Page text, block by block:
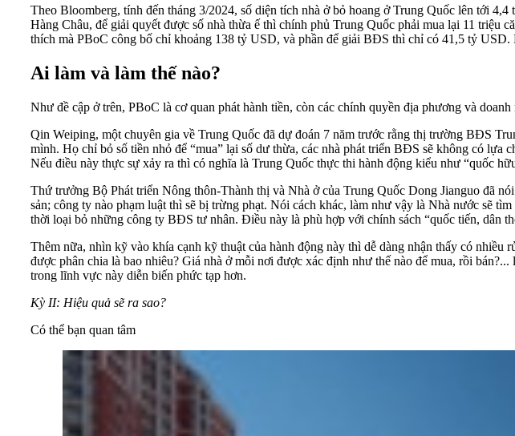
Theo Bloomberg, tính đến tháng 3/2024, số diện tích nhà ở bỏ hoang ở Trung Quốc lên tới
Hàng Châu, để giải quyết được số nhà thừa ế thì chính phủ Trung Quốc phải mua lại 11
thích mà PBoC công bố chỉ khoảng 138 tỷ USD, và phần để giải BĐS thì chỉ có 41,5 tỷ
Ai làm và làm thế nào?
Như đề cập ở trên, PBoC là cơ quan phát hành tiền, còn các chính quyền địa phương và
Qin Weiping, một chuyên gia về Trung Quốc đã dự đoán 7 năm trước rằng thị trường BĐS
mình. Họ chỉ bỏ số tiền nhỏ để “mua” lại số dư thừa, các nhà phát triển BĐS sẽ không có lựa
Nếu điều này thực sự xảy ra thì có nghĩa là Trung Quốc thực thi hành động kiểu như “quốc
Thứ trưởng Bộ Phát triển Nông thôn-Thành thị và Nhà ở của Trung Quốc Dong Jianguo đã
sản; công ty nào phạm luật thì sẽ bị trừng phạt. Nói cách khác, làm như vậy là Nhà nước sẽ
thời loại bỏ những công ty BĐS tư nhân. Điều này là phù hợp với chính sách “quốc tiến, dân
Thêm nữa, nhìn kỹ vào khía cạnh kỹ thuật của hành động này thì dễ dàng nhận thấy có
được phân chia là bao nhiêu? Giá nhà ở mỗi nơi được xác định như thế nào để mua, rồi
trong lĩnh vực này diễn biến phức tạp hơn.
Kỳ II: Hiệu quả sẽ ra sao?
Có thể bạn quan tâm